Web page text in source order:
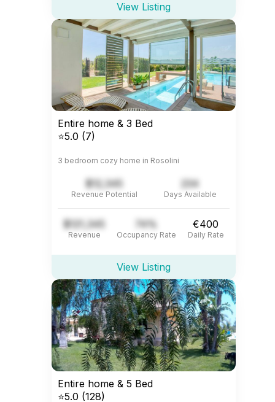
View Listing
Entire home & 3 Bed
⭐5.0 (7)
3 bedroom cozy home in Rosolini
$12,345
Revenue Potential
234
Days Available
$121,345
Revenue
74%
Occupancy Rate
€400
Daily Rate
View Listing
Entire home & 5 Bed
⭐5.0 (128)